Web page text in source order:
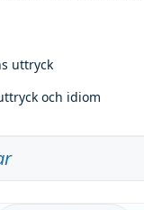
uttryck
och idiom